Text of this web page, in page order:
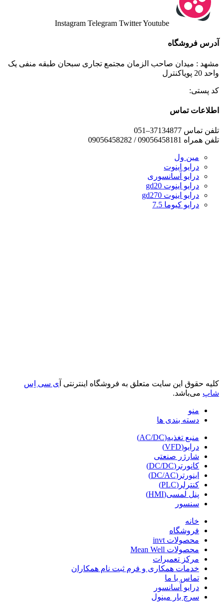
Instagram Telegram TwitterYoutube
آدرس فروشگاه
مشهد : میدان صاحب الزمان مجتمع تجاری سبحان طبقه منفی یک
واحد 20 پویاکنترل
کد پستی:
اطلاعات تماس
تلفن تماس 37134877–051
تلفن همراه 09056458181 / 09056458282
مین ول
درایو اینوت
درایو آسانسوری
درایو اینوت gd20
درایو اینوت gd270
درایو کیوما 7.5
کلیه حقوق این سایت متعلق به فروشگاه اینترنتی آ ی سی اِس
شاپ می‌باشد.
منو
دسته بندی ها
منبع تغذیه(AC/DC)
درایو(VFD)
شارژر صنعتی
کانورتر(DC/DC)
اینورتر(DC/AC)
کنترلر(PLC)
پنل لمسی(HMI)
سنسور
خانه
فروشگاه
محصولات invt
محصولات Mean Well
مرکز تعمیرات
خدمات همکاری و فرم ثبت نام همکاران
تماس با ما
درایو آسانسور
سرچ بار مینول